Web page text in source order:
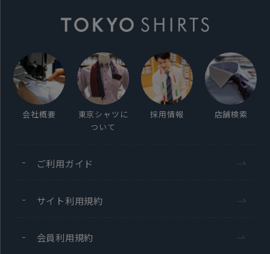
会社概要
東京シャツに
ついて
採用情報 店舗検索
ご利用ガイド
サイト利用規約
会員利用規約